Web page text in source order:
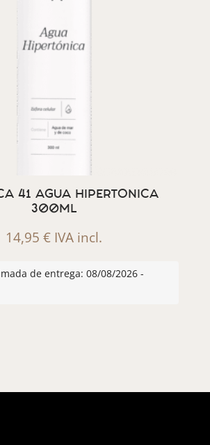
41 AGUA HIPERTONICA
300ML
14,95€ IVA incl.
de entrega: 08/08/2026 -